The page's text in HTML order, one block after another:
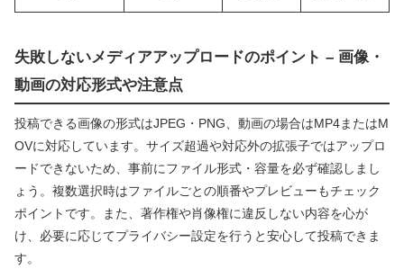
失敗しないメディアアップロードのポイント – 画像・
動画の対応形式や注意点
投稿できる画像の形式はJPEG・PNG、動画の場合はMP4またはM
OVに対応しています。サイズ超過や対応外の拡張子ではアップロ
ードできないため、事前にファイル形式・容量を必ず確認しまし
ょう。複数選択時はファイルごとの順番やプレビューもチェック
ポイントです。また、著作権や肖像権に違反しない内容を心が
け、必要に応じてプライバシー設定を行うと安心して投稿できま
す。